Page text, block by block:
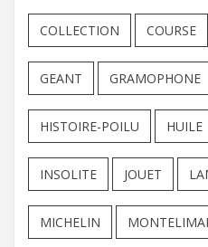
COLLECTION COURSE
GEANT GRAMOPHONE
HISTOIRE-POILU HUILE
INSOLITE JOUET
MICHELIN